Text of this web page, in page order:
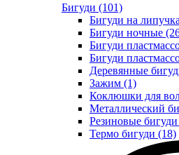
Бигуди (101)
Бигуди на
Бигуди ночные
Бигуди
Бигуди
Деревянные
Зажим (1)
Коклюшки для
Металлический
Резиновые
Термо бигуди (18)